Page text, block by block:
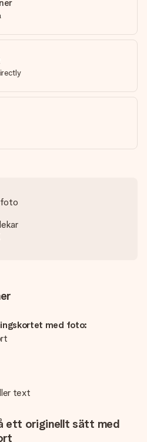
foto
med foto:
text
ett originellt sätt med